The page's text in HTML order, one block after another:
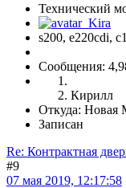
Технический
s200, е220cdi,
Сообщения:
Кирилл
Откуда: Новая
Записан
Re: Контрактная
#9
07 мая 2019, 12:17:58